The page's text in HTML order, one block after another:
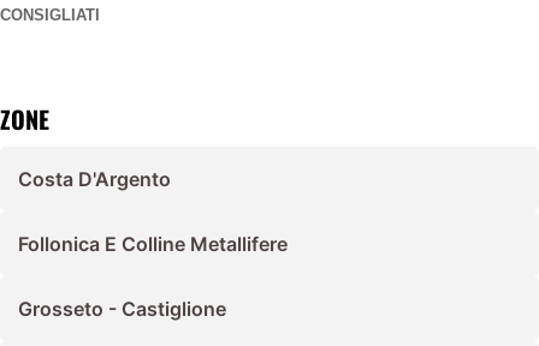
CONSIGLIATI
ZONE
Costa D'Argento
Follonica E Colline Metallifere
Grosseto - Castiglione